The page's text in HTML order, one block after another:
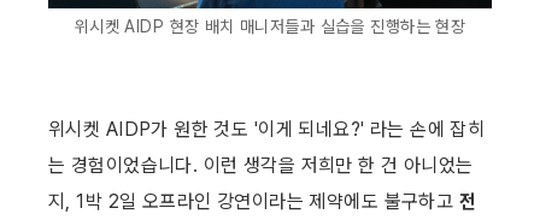
위시켓 AIDP 현장 배치 매니저들과 실습을 진행하는 현장
위시켓 AIDP가 원한 것도 '이게 되네요?' 라는 손에 잡히
는 경험이었습니다. 이런 생각을 저희만 한 건 아니었는
지, 1박 2일 오프라인 강연이라는 제약에도 불구하고 전